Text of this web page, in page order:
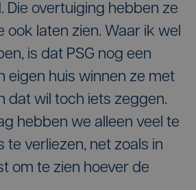
Die overtuiging hebben ze
ook laten zien. Waar ik wel
is dat PSG nog een
eigen huis winnen ze met
dat wil toch iets zeggen.
hebben we alleen veel te
te verliezen, net zoals in
om te zien hoever de